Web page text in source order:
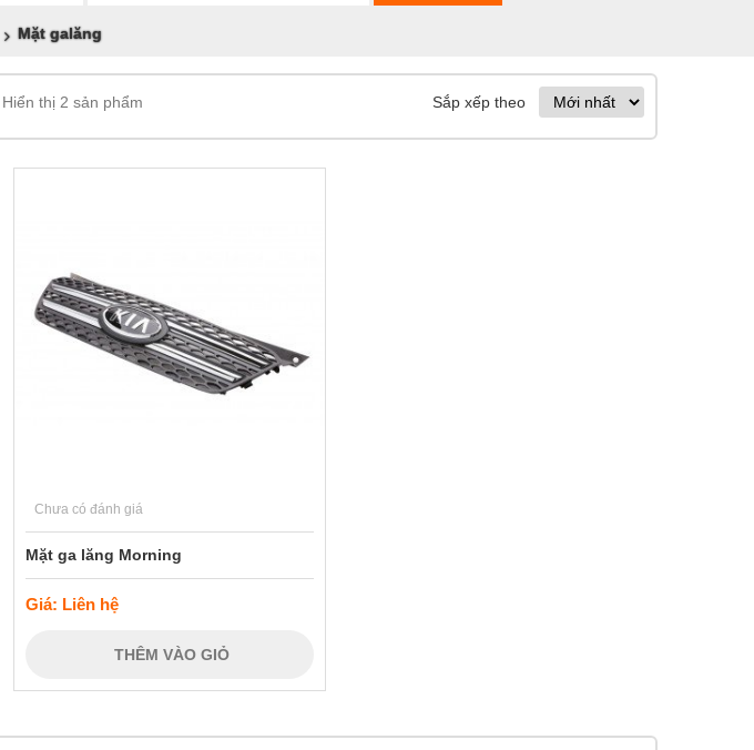
Mặt galăng
Sắp xếp theo
Hiển thị 2 sản phẩm
Chưa có đánh giá
Mặt ga lăng Morning
Giá: Liên hệ
THÊM VÀO GIỎ